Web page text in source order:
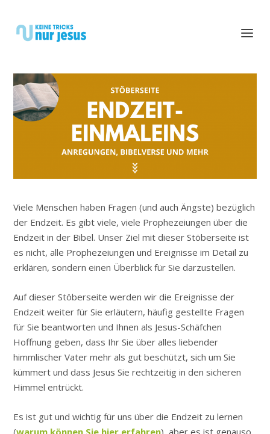
Viele Menschen haben Fragen (und auch Ängste) bezüglich
der Endzeit. Es gibt viele, viele Prophezeiungen über die
Endzeit in der Bibel. Unser Ziel mit dieser Stöberseite ist
es nicht, alle Prophezeiungen und Ereignisse im Detail zu
erklären, sondern einen Überblick für Sie darzustellen.
Auf dieser Stöberseite werden wir die Ereignisse der
Endzeit weiter für Sie erläutern, häufig gestellte Fragen
für Sie beantworten und Ihnen als Jesus-Schäfchen
Hoffnung geben, dass Ihr Sie über alles liebender
himmlischer Vater mehr als gut beschützt, sich um Sie
kümmert und dass Jesus Sie rechtzeitig in den sicheren
Himmel entrückt.
Es ist gut und wichtig für uns über die Endzeit zu lernen
(warum können Sie hier erfahren), aber es ist genauso